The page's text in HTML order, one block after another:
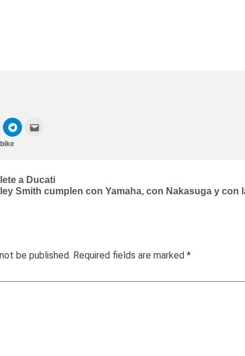
a Ducati
Smith cumplen con Yamaha, con Nakasuga y con
be published. Required fields are marked *